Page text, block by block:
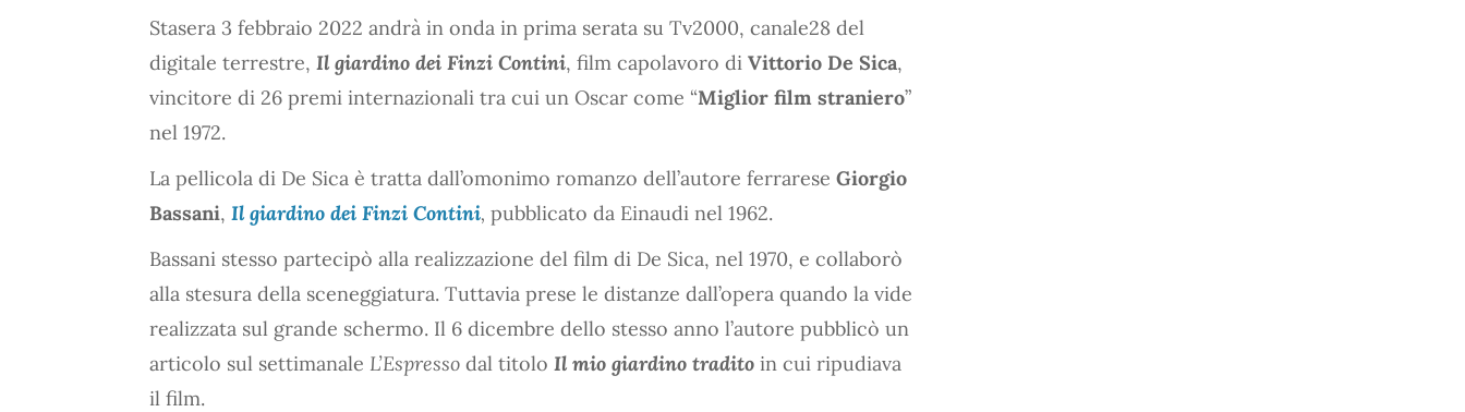
Stasera 3 febbraio 2022 andrà in onda in prima serata su Tv2000, canale28 del
digitale terrestre, Il giardino dei Finzi Contini, film capolavoro di Vittorio De Sica,
vincitore di 26 premi internazionali tra cui un Oscar come “Miglior film straniero”
nel 1972.
La pellicola di De Sica è tratta dall’omonimo romanzo dell’autore ferrarese Giorgio
Bassani, Il giardino dei Finzi Contini, pubblicato da Einaudi nel 1962.
Bassani stesso partecipò alla realizzazione del film di De Sica, nel 1970, e collaborò
alla stesura della sceneggiatura. Tuttavia prese le distanze dall’opera quando la vide
realizzata sul grande schermo. Il 6 dicembre dello stesso anno l’autore pubblicò un
articolo sul settimanale L’Espresso dal titolo Il mio giardino tradito in cui ripudiava
il film.